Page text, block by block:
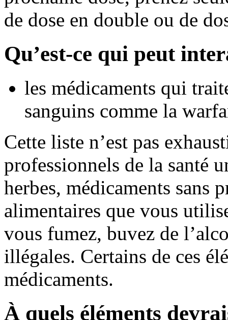
de dose en double ou de
Qu’est-ce qui peut
les médicaments qui
sanguins comme la
Cette liste n’est pas
professionnels de la santé
herbes, médicaments sans
alimentaires que vous
vous fumez, buvez de
illégales. Certains de ces
médicaments.
À quels éléments